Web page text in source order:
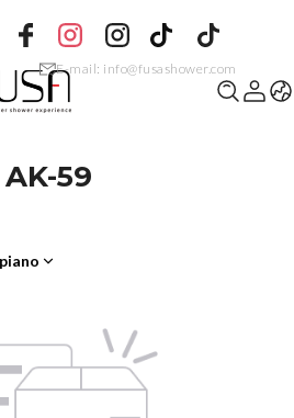
E-mail: info@fusashower.com
AK-59